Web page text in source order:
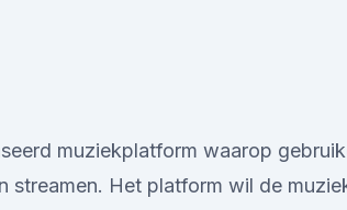
muziekplatform waarop
streamen. Het platform wil de